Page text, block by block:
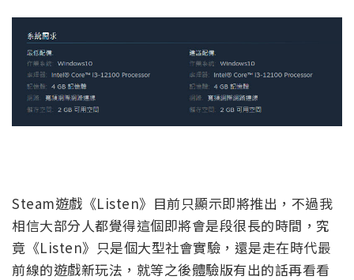
Steam遊戲《Listen》目前只顯示即將推出，不過我
相信大部分人都覺得這個即將會是段很長的時間，究
竟《Listen》只是個大型社會實驗，還是走在時代最
前線的遊戲新玩法，就等之後體驗版有出的話再看看